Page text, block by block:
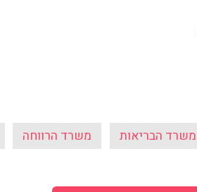
משרד הבריאות משרד הרווחה